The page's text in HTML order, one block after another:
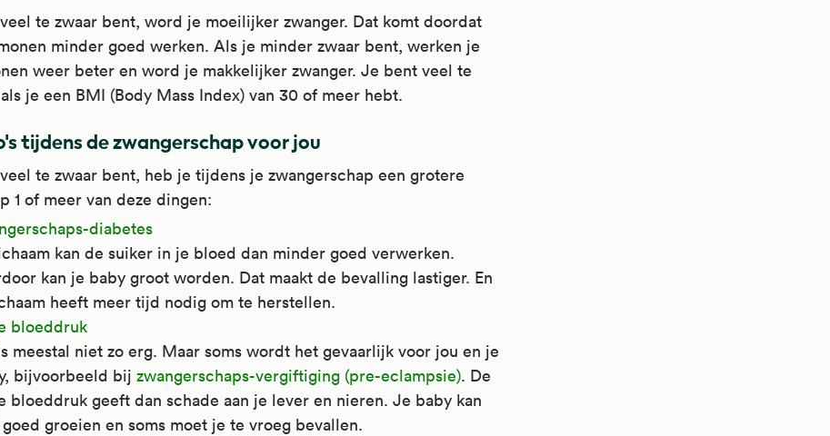
te zwaar bent, word je moeilijker zwanger. Dat komt doordat
minder goed werken. Als je minder zwaar bent, werken je
weer beter en word je makkelijker zwanger. Je bent veel te
je een BMI (Body Mass Index) van 30 of meer hebt.
tijdens de zwangerschap voor jou
te zwaar bent, heb je tijdens je zwangerschap een grotere
1 of meer van deze dingen:
diabetes
kan de suiker in je bloed dan minder goed verwerken.
kan je baby groot worden. Dat maakt de bevalling lastiger. En
heeft meer tijd nodig om te herstellen.
bloeddruk
meestal niet zo erg. Maar soms wordt het gevaarlijk voor jou en je
bijvoorbeeld bij zwangerschaps-vergiftiging (pre-eclampsie). De
bloeddruk geeft dan schade aan je lever en nieren. Je baby kan
groeien en soms moet je te vroeg bevallen.